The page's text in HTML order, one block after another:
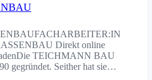
Direkt online
TEICHMANN BAU
gegründet. Seither hat sie…